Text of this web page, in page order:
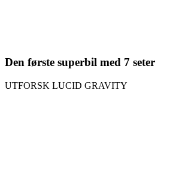
Den første superbil med 7 seter
UTFORSK LUCID GRAVITY